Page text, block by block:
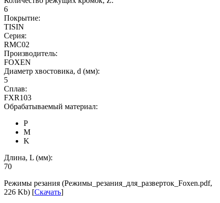
6
Покрытие:
TISIN
Серия:
RMC02
Производитель:
FOXEN
Диаметр хвостовика, d (мм):
5
Сплав:
FXR103
Обрабатываемый материал:
P
M
K
Длина, L (мм):
70
Режимы резания (Режимы_резания_для_разверток_Foxen.pdf,
226 Kb) [Скачать]